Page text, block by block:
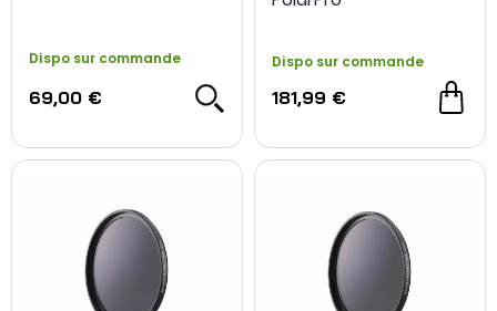
Dispo sur commande
69,00 €
Dispo sur commande
181,99 €